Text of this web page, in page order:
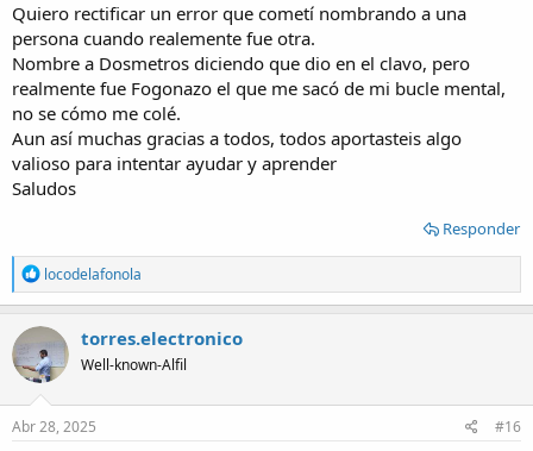
Quiero rectificar un error que cometí nombrando a una
persona cuando realemente fue otra.
Nombre a Dosmetros diciendo que dio en el clavo, pero
realmente fue Fogonazo el que me sacó de mi bucle mental,
no se cómo me colé.
Aun así muchas gracias a todos, todos aportasteis algo
valioso para intentar ayudar y aprender
Saludos
Responder
R
e
a
c
t
i
o
n
s
locodelafonola
torres.electronico
Well-known-Alfil
Abr 28, 2025 #16